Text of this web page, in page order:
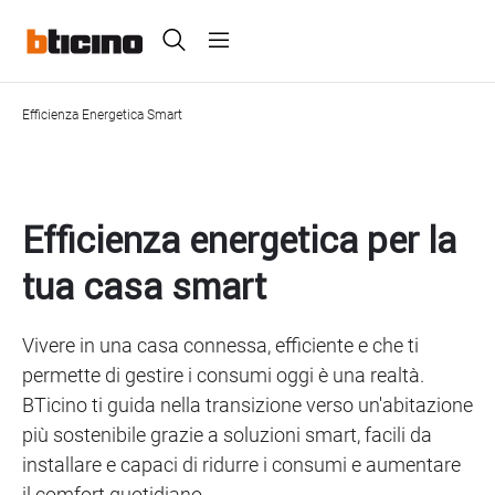
to
main
content
Header
Primary
menu
Efficienza Energetica Smart
Efficienza energetica per la
tua casa smart
Vivere in una casa connessa, efficiente e che ti
permette di gestire i consumi oggi è una realtà.
BTicino ti guida nella transizione verso un'abitazione
più sostenibile grazie a soluzioni smart, facili da
installare e capaci di ridurre i consumi e aumentare